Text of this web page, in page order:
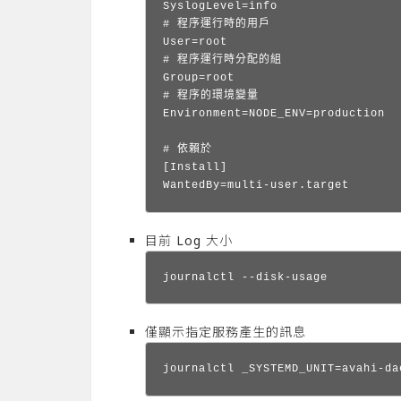
SyslogLevel=info
# 程序運行時的用戶
User=root
# 程序運行時分配的組
Group=root
# 程序的環境變量
Environment=NODE_ENV=production
# 依賴於
[Install]
WantedBy=multi-user.target
目前 Log 大小
journalctl --disk-usage
僅顯示指定服務產生的訊息
journalctl _SYSTEMD_UNIT=avahi-